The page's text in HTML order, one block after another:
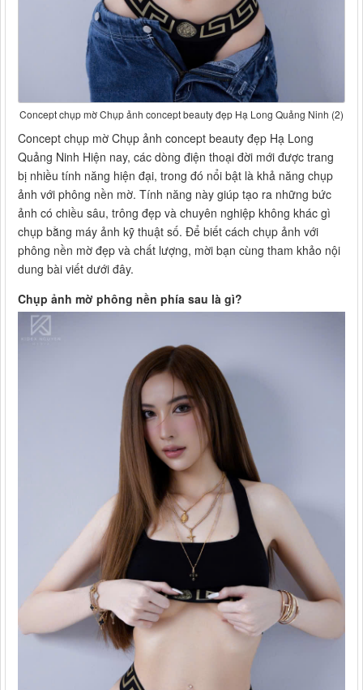
Concept chụp mờ Chụp ảnh concept beauty đẹp Hạ Long Quảng Ninh (2)
Concept chụp mờ Chụp ảnh concept beauty đẹp Hạ Long
Quảng Ninh Hiện nay, các dòng điện thoại đời mới được trang
bị nhiều tính năng hiện đại, trong đó nổi bật là khả năng chụp
ảnh với phông nền mờ. Tính năng này giúp tạo ra những bức
ảnh có chiều sâu, trông đẹp và chuyên nghiệp không khác gì
chụp bằng máy ảnh kỹ thuật số. Để biết cách chụp ảnh với
phông nền mờ đẹp và chất lượng, mời bạn cùng tham khảo nội
dung bài viết dưới đây.
Chụp ảnh mờ phông nền phía sau là gì?